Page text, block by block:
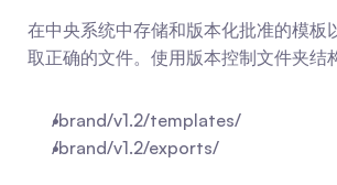
在中央系统中存储和版本化批准的模板
取正确的文件。使用版本控制文件夹结
/brand/v1.2/templates/
/brand/v1.2/exports/